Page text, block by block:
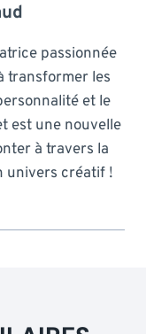
passionnée
transformer les
et le
est une nouvelle
à travers la
univers créatif !